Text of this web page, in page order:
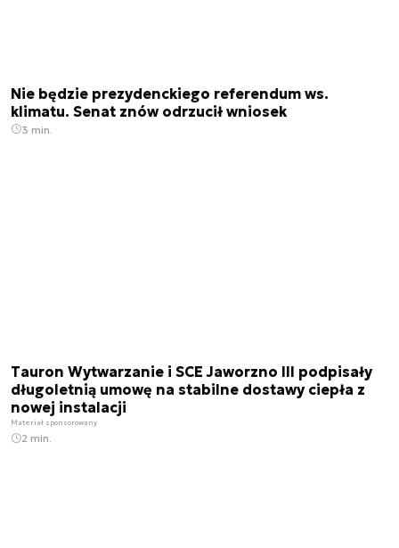
Nie będzie prezydenckiego referendum ws.
klimatu. Senat znów odrzucił wniosek
3 min.
Tauron Wytwarzanie i SCE Jaworzno III podpisały
długoletnią umowę na stabilne dostawy ciepła z
nowej instalacji
Materiał sponsorowany
2 min.